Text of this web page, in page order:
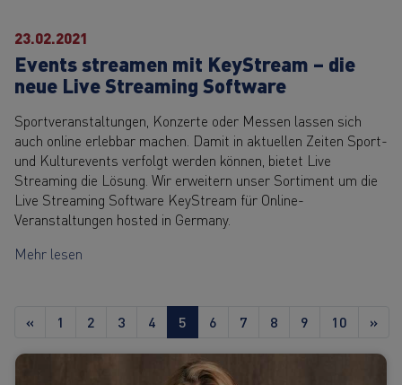
23.02.2021
Events streamen mit KeyStream – die
neue Live Streaming Software
Sportveranstaltungen, Konzerte oder Messen lassen sich
auch online erlebbar machen. Damit in aktuellen Zeiten Sport-
und Kulturevents verfolgt werden können, bietet Live
Streaming die Lösung. Wir erweitern unser Sortiment um die
Live Streaming Software KeyStream für Online-
Veranstaltungen hosted in Germany.
Mehr lesen
« 1 2 3 4 5 6 7 8 9 10 »